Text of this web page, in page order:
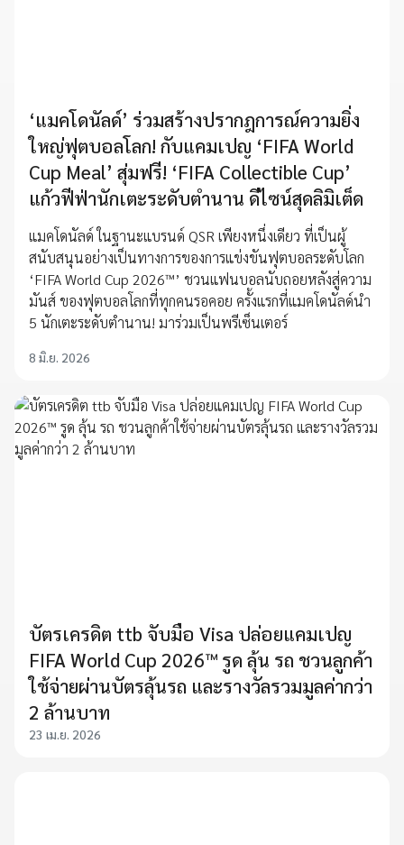
‘แมคโดนัลด์’ ร่วมสร้างปรากฎการณ์ความยิ่ง
ใหญ่ฟุตบอลโลก! กับแคมเปญ ‘FIFA World
Cup Meal’ สุ่มฟรี! ‘FIFA Collectible Cup’
แก้วฟีฟ่านักเตะระดับตำนาน ดีไซน์สุดลิมิเต็ด
แมคโดนัลด์ ในฐานะแบรนด์ QSR เพียงหนึ่งเดียว ที่เป็นผู้
สนับสนุนอย่างเป็นทางการของการแข่งขันฟุตบอลระดับโลก
‘FIFA World Cup 2026™’ ชวนแฟนบอลนับถอยหลังสู่ความ
มันส์ ของฟุตบอลโลกที่ทุกคนรอคอย ครั้งแรกที่แมคโดนัลด์นำ
5 นักเตะระดับตำนาน! มาร่วมเป็นพรีเซ็นเตอร์
8 มิ.ย. 2026
บัตรเครดิต ttb จับมือ Visa ปล่อยแคมเปญ
FIFA World Cup 2026™ รูด ลุ้น รถ ชวนลูกค้า
ใช้จ่ายผ่านบัตรลุ้นรถ และรางวัลรวมมูลค่ากว่า
2 ล้านบาท
23 เม.ย. 2026